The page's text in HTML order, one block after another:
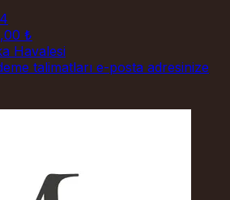
₺
Havalesi
talimatları e-posta adresinize